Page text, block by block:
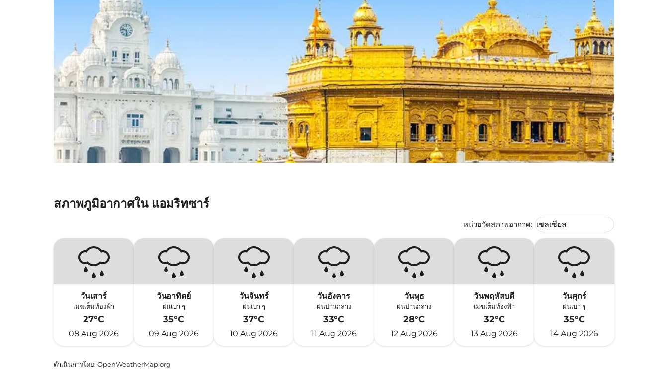
สภาพภูมิอากาศใน แอมริทซาร์
หน่วยวัดสภาพอากาศ: Weather unit option เซลเซียส
เซลเซียส
keyboard_arrow_down
วันเสาร์
เมฆเต็มท้องฟ้า
27°C
08 Aug 2026
วันอาทิตย์
ฝนเบา ๆ
35°C
09 Aug 2026
วันจันทร์
ฝนเบา ๆ
37°C
10 Aug 2026
วันอังคาร
ฝนปานกลาง
33°C
11 Aug 2026
วันพุธ
ฝนปานกลาง
28°C
12 Aug 2026
วันพฤหัสบดี
เมฆเต็มท้องฟ้า
32°C
13 Aug 2026
วันศุกร์
ฝนเบา ๆ
35°C
14 Aug 2026
ดำเนินการโดย: OpenWeatherMap.org